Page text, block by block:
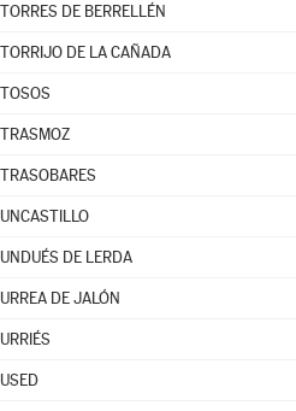
TORRES DE BERRELLÉN
TORRIJO DE LA CAÑADA
TOSOS
TRASMOZ
TRASOBARES
UNCASTILLO
UNDUÉS DE LERDA
URREA DE JALÓN
URRIÉS
USED